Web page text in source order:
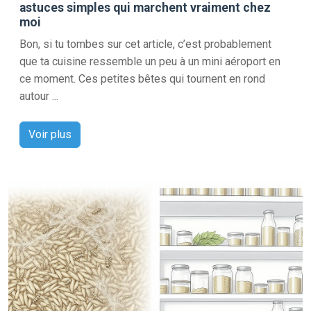
astuces simples qui marchent vraiment chez
moi
Bon, si tu tombes sur cet article, c’est probablement
que ta cuisine ressemble un peu à un mini aéroport en
ce moment. Ces petites bêtes qui tournent en rond
autour ...
Voir plus